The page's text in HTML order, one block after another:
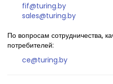
fif@turing.by
sales@turing.by
По вопросам сотрудничества,
потребителей:
ce@turing.by